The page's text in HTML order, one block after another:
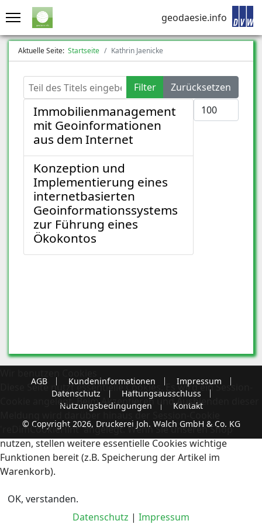
geodaesie.info
Aktuelle Seite: Startseite Kathrin Jaenicke
Teil des Titels eingeben Filter
Zurücksetzen
Anzeige #
Immobilienmanagement
mit Geoinformationen
aus dem Internet
Konzeption und
Implementierung eines
internetbasierten
Geoinformationssystems
zur Führung eines
Ökokontos
AGB Kundeninformationen
Impressum
Datenschutz
Haftungsausschluss
Nutzungsbedingungen
Kontakt
© Copyright 2026, Druckerei Joh. Walch GmbH & Co. KG
Diese Seite nutzt essentielle Cookies. Es wird ein Session-
Cookie angelegt. Beim Akzeptieren und Ausblenden dieser
Meldung wird darüber hinaus der Session-Cookie
'reDimCookieHint' angelegt. Wenn Sie unseren Shop
nutzen, stellen weitere essentielle Cookies wichtige
Funktionen bereit (z.B. Speicherung der Artikel im
Warenkorb).
OK, verstanden.
Datenschutz | Impressum